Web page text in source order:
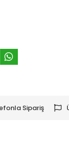
Sipariş